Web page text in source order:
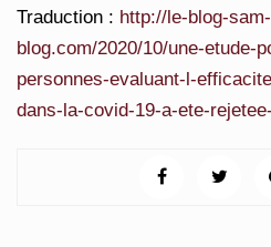
Traduction : http://le-blog-
blog.com/2020/10/une-etude-
personnes-evaluant-l-
dans-la-covid-19-a-ete-